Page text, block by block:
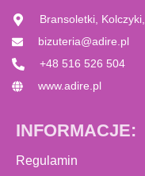
Bransoletki,
bizuteria@adire.pl
+48 516 526 504
www.adire.pl
INFORMACJE:
Regulamin